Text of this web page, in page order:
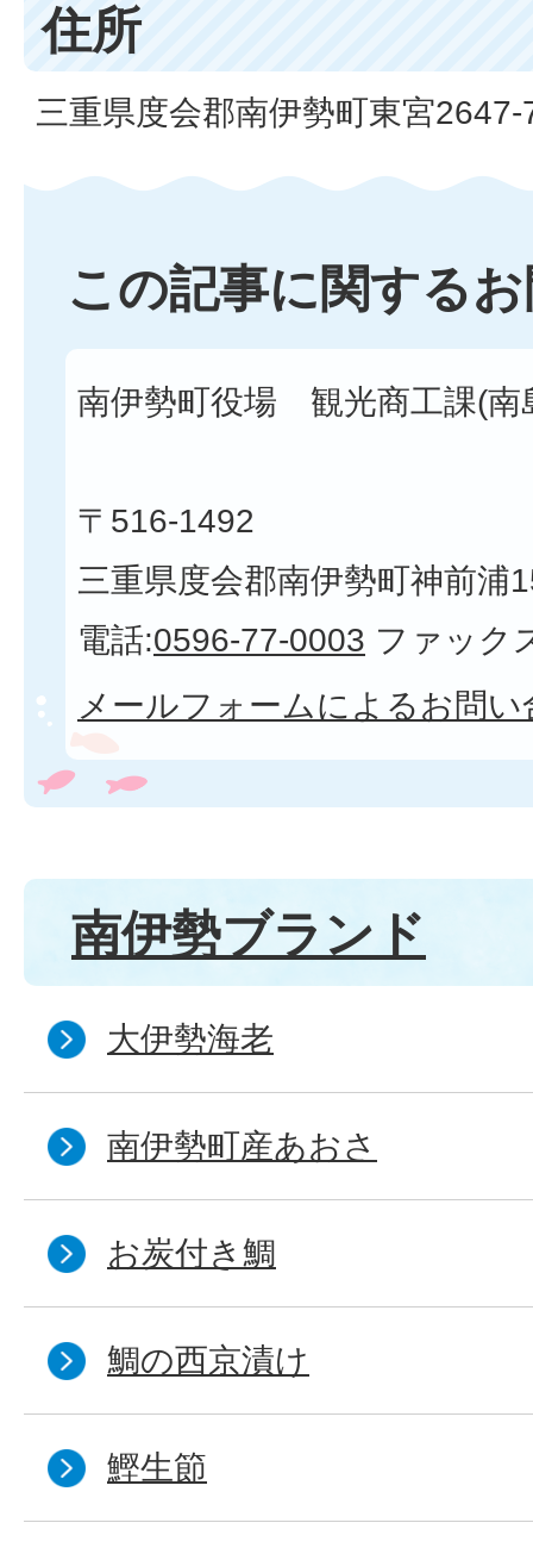
住所
三重県度会郡南伊勢町東宮2647-
この記事に関する
南伊勢町役場 観光商工課(南
〒516-1492
三重県度会郡南伊勢町神前浦
電話:0596-77-0003 ファック
メールフォームによるお問い
南伊勢ブランド
大伊勢海老
南伊勢町産あおさ
お炭付き鯛
鯛の西京漬け
鰹生節